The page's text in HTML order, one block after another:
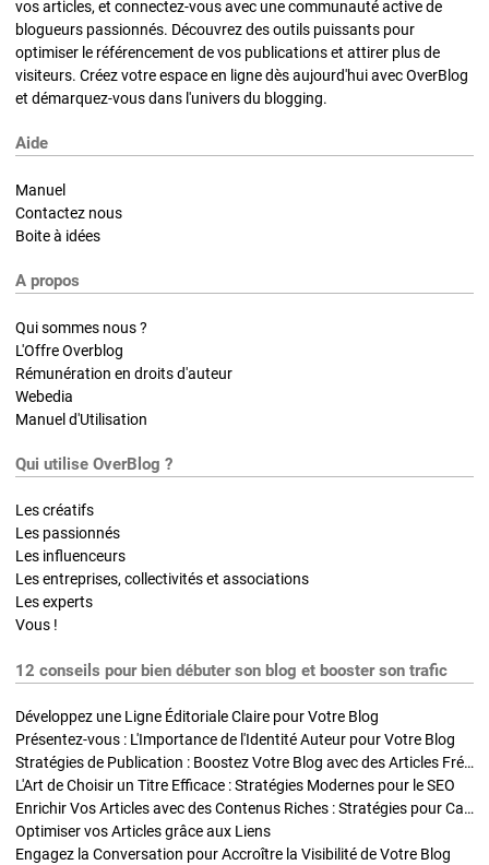
vos articles, et connectez-vous avec une communauté active de
blogueurs passionnés. Découvrez des outils puissants pour
optimiser le référencement de vos publications et attirer plus de
visiteurs. Créez votre espace en ligne dès aujourd'hui avec OverBlog
et démarquez-vous dans l'univers du blogging.
Aide
Manuel
Contactez nous
Boite à idées
A propos
Qui sommes nous ?
L'Offre Overblog
Rémunération en droits d'auteur
Webedia
Manuel d'Utilisation
Qui utilise OverBlog ?
Les créatifs
Les passionnés
Les influenceurs
Les entreprises, collectivités et associations
Les experts
Vous !
12 conseils pour bien débuter son blog et booster son trafic
Développez une Ligne Éditoriale Claire pour Votre Blog
Présentez-vous : L'Importance de l'Identité Auteur pour Votre Blog
Stratégies de Publication : Boostez Votre Blog avec des Articles Fréquents et Exclusifs
L'Art de Choisir un Titre Efficace : Stratégies Modernes pour le SEO
Enrichir Vos Articles avec des Contenus Riches : Stratégies pour Captiver et Optimiser
Optimiser vos Articles grâce aux Liens
Engagez la Conversation pour Accroître la Visibilité de Votre Blog